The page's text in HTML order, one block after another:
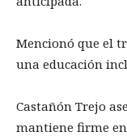
Mencionó que el
una educación
Castañón Trejo
mantiene firme